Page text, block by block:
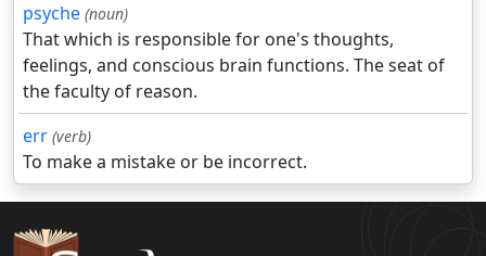
psyche (noun)
That which is responsible for one's thoughts,
feelings, and conscious brain functions. The seat of
the faculty of reason.
err (verb)
To make a mistake or be incorrect.